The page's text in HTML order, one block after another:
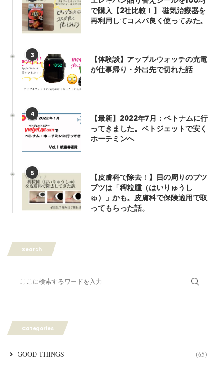
で購入【2社比較！】 磁気治療器を
再利用してコスパ良く使ってみた。
3
【体験談】アップルウォッチの充電
が仕事帰り・外出先で切れた話
4
【最新】2022年7月：ベトナムに行
ってきました。ベトジェットで安く
ホーチミンへ
5
【皮膚科で除去！】目の周りのブツ
ブツは「稗粒腫（はいりゅうし
ゅ）」かも。皮膚科で保険適用で取
ってもらった話。
Search
Categories
GOOD THINGS (65)